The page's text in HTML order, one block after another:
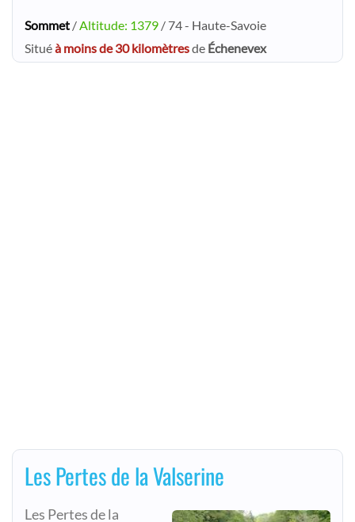
Sommet /Altitude: 1379 / 74 - Haute-Savoie
Situéà moins de 30 kilomètresde Échenevex
Les Pertes de la Valserine
Les Pertes de la